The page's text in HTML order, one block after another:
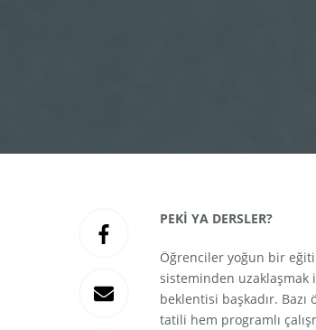
PEKİ YA DERSLER?
Öğrenciler yoğun bir
sisteminden
beklentisi başkadır.
tatili hem programlı